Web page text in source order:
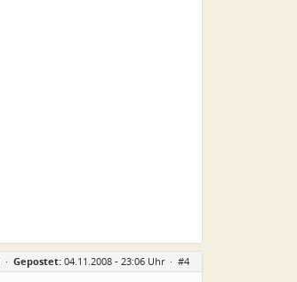
· Gepostet: 04.11.2008 - 23:06 Uhr · #4